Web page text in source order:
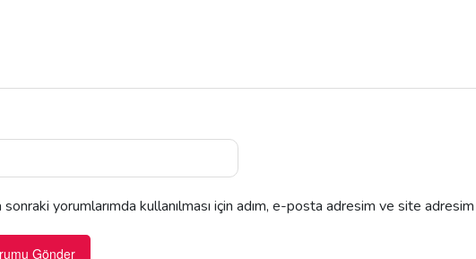
sonraki yorumlarımda kullanılması için adım, e-posta adresim ve site